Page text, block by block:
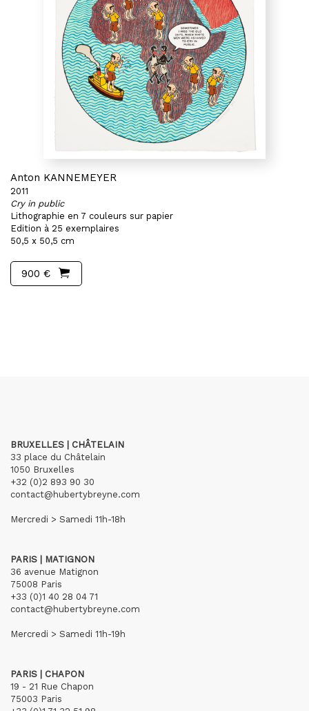
Anton KANNEMEYER
2011
Cry in public
Lithographie en 7 couleurs sur papier
Edition à 25 exemplaires
50,5 x 50,5 cm
900 €
BRUXELLES | CHÂTELAIN
33 place du Châtelain
1050 Bruxelles
+32 (0)2 893 90 30
contact@hubertybreyne.com
Mercredi > Samedi 11h-18h
PARIS | MATIGNON
36 avenue Matignon
75008 Paris
+33 (0)1 40 28 04 71
contact@hubertybreyne.com
Mercredi > Samedi 11h-19h
PARIS | CHAPON
19 - 21 Rue Chapon
75003 Paris